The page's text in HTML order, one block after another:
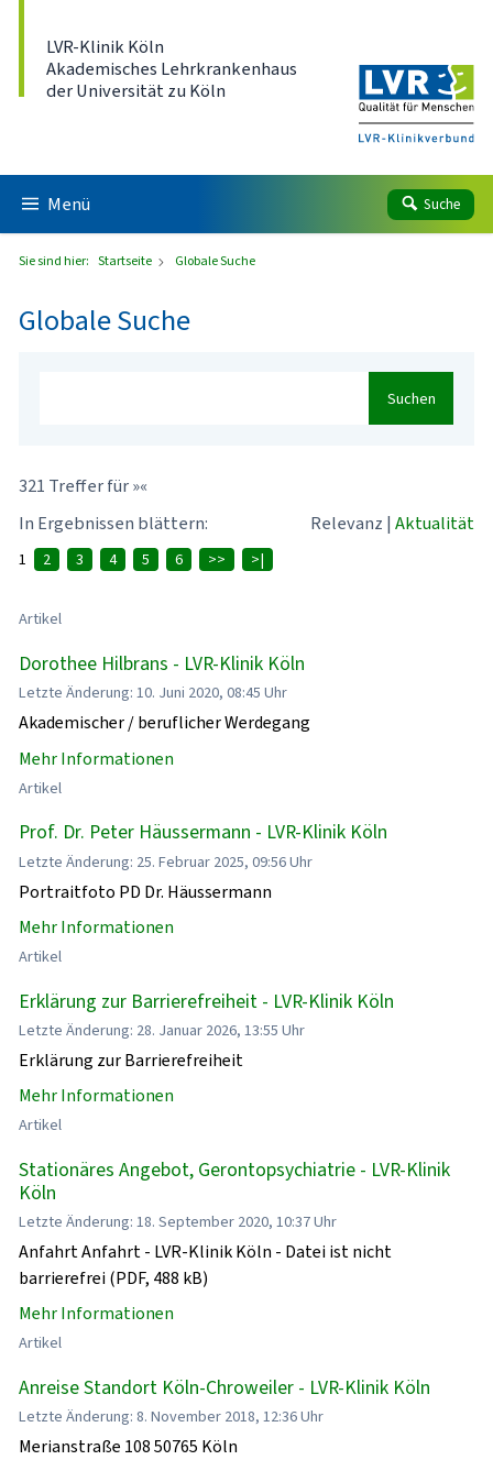
LVR-Klinik Köln
Akademisches Lehrkrankenhaus
der Universität zu Köln
Menü Suche
Sie sind hier: Startseite Globale Suche
Globale Suche
Suchen
321 Treffer für »«
In Ergebnissen blättern:
Relevanz | Aktualität
1 2 3 4 5 6 >> >|
Artikel
Dorothee Hilbrans - LVR-Klinik Köln
Letzte Änderung: 10. Juni 2020, 08:45 Uhr
Akademischer / beruflicher Werdegang
Mehr Informationen
Artikel
Prof. Dr. Peter Häussermann - LVR-Klinik Köln
Letzte Änderung: 25. Februar 2025, 09:56 Uhr
Portraitfoto PD Dr. Häussermann
Mehr Informationen
Artikel
Erklärung zur Barrierefreiheit - LVR-Klinik Köln
Letzte Änderung: 28. Januar 2026, 13:55 Uhr
Erklärung zur Barrierefreiheit
Mehr Informationen
Artikel
Stationäres Angebot, Gerontopsychiatrie - LVR-Klinik
Köln
Letzte Änderung: 18. September 2020, 10:37 Uhr
Anfahrt Anfahrt - LVR-Klinik Köln - Datei ist nicht
barrierefrei (PDF, 488 kB)
Mehr Informationen
Artikel
Anreise Standort Köln-Chroweiler - LVR-Klinik Köln
Letzte Änderung: 8. November 2018, 12:36 Uhr
Merianstraße 108 50765 Köln